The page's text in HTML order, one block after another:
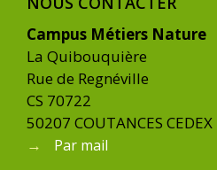
Campus Métiers Nature
La Quibouquière
Rue de Regnéville
CS 70722
50207 COUTANCES CEDEX
→
Par mail